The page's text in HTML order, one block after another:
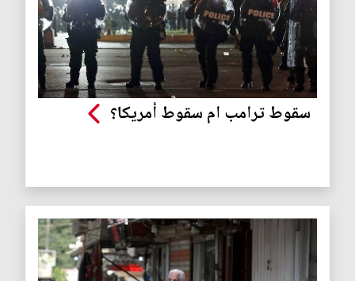
سقوط ترامب ام سقوط أمريكا؟